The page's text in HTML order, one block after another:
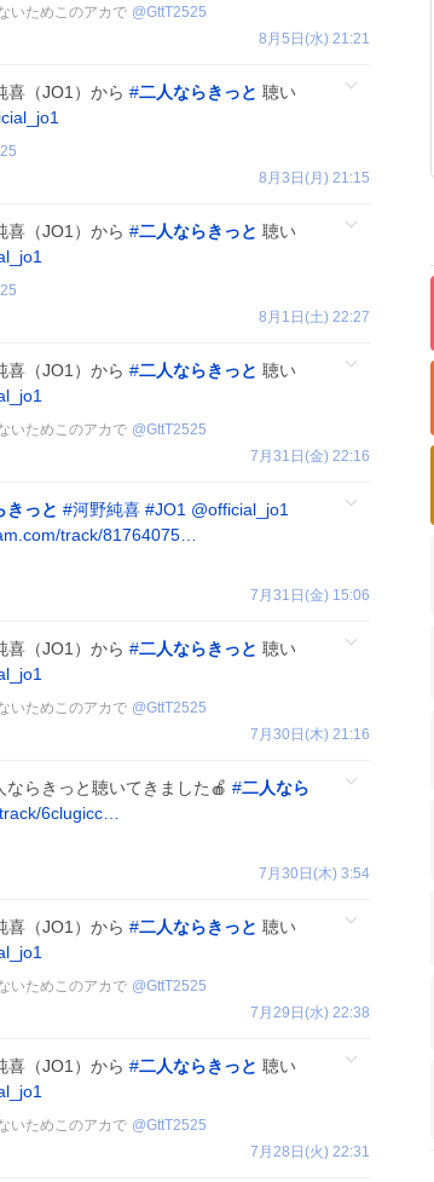
いためこのアカで @GttT2525
8月5日(水) 21:21
喜（JO1）から #二人ならきっと 聴い
8月3日(月) 21:15
喜（JO1）から #二人ならきっと 聴い
8月1日(土) 22:27
喜（JO1）から #二人ならきっと 聴い
いためこのアカで @GttT2525
7月31日(金) 22:16
きっと #河野純喜 #JO1 @official_jo1
track/81764075…
7月31日(金) 15:06
喜（JO1）から #二人ならきっと 聴い
いためこのアカで @GttT2525
7月30日(木) 21:16
らきっと聴いてきました🍎 #二人なら
6clugicc…
7月30日(木) 3:54
喜（JO1）から #二人ならきっと 聴い
いためこのアカで @GttT2525
7月29日(水) 22:38
喜（JO1）から #二人ならきっと 聴い
いためこのアカで @GttT2525
7月28日(火) 22:31